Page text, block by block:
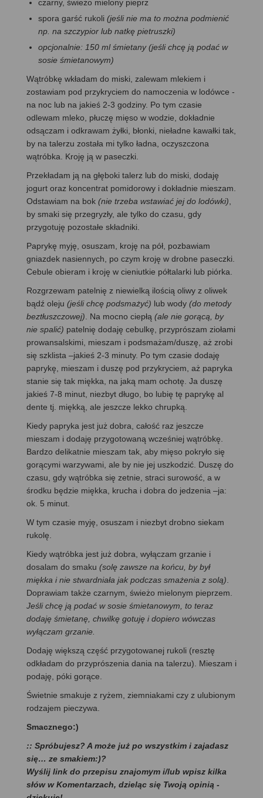
czarny, świeżo mielony pieprz
spora garść rukoli (jeśli nie ma to można podmienić
np. na szczypior lub natkę pietruszki)
opcjonalnie: 150 ml śmietany (jeśli chcę ją podać w
sosie śmietanowym)
Wątróbkę wkładam do miski, zalewam mlekiem i
zostawiam pod przykryciem do namoczenia w lodówce -
na noc lub na jakieś 2-3 godziny. Po tym czasie
odlewam mleko, płuczę mięso w wodzie, dokładnie
odsączam i odkrawam żyłki, błonki, nieładne kawałki tak,
by na talerzu została mi tylko ładna, oczyszczona
wątróbka. Kroję ją w paseczki.
Przekładam ją na głęboki talerz lub do miski, dodaję
jogurt oraz koncentrat pomidorowy i dokładnie mieszam.
Odstawiam na bok (nie trzeba wstawiać jej do lodówki),
by smaki się przegryzły, ale tylko do czasu, gdy
przygotuję pozostałe składniki.
Paprykę myję, osuszam, kroję na pół, pozbawiam
gniazdek nasiennych, po czym kroję w drobne paseczki.
Cebule obieram i kroję w cieniutkie półtalarki lub piórka.
Rozgrzewam patelnię z niewielką ilością oliwy z oliwek
bądź oleju (jeśli chcę podsmażyć) lub wody (do metody
beztłuszczowej). Na mocno ciepłą (ale nie gorącą, by
nie spalić) patelnię dodaję cebulkę, przyprószam ziołami
prowansalskimi, mieszam i podsmażam/duszę, aż zrobi
się szklista –jakieś 2-3 minuty. Po tym czasie dodaję
paprykę, mieszam i duszę pod przykryciem, aż papryka
stanie się tak miękka, na jaką mam ochotę. Ja duszę
jakieś 7-8 minut, niezbyt długo, bo lubię tę paprykę al
dente tj. miękką, ale jeszcze lekko chrupką.
Kiedy papryka jest już dobra, całość raz jeszcze
mieszam i dodaję przygotowaną wcześniej wątróbkę.
Bardzo delikatnie mieszam tak, aby mięso pokryło się
gorącymi warzywami, ale by nie jej uszkodzić. Duszę do
czasu, gdy wątróbka się zetnie, straci surowość, a w
środku będzie miękka, krucha i dobra do jedzenia –ja:
ok. 5 minut.
W tym czasie myję, osuszam i niezbyt drobno siekam
rukolę.
Kiedy wątróbka jest już dobra, wyłączam grzanie i
dosalam do smaku (solę zawsze na końcu, by był
miękka i nie stwardniała jak podczas smażenia z solą).
Doprawiam także czarnym, świeżo mielonym pieprzem.
Jeśli chcę ją podać w sosie śmietanowym, to teraz
dodaję śmietanę, chwilkę gotuję i dopiero wówczas
wyłączam grzanie.
Dodaję większą część przygotowanej rukoli (resztę
odkładam do przyprószenia dania na talerzu). Mieszam i
podaję, póki gorące.
Świetnie smakuje z ryżem, ziemniakami czy z ulubionym
rodzajem pieczywa.
Smacznego:)
:: Spróbujesz? A może już po wszystkim i zajadasz
się… ze smakiem:)?
Wyślij link do przepisu znajomym i/lub wpisz kilka
słów w Komentarzach, dzieląc się Twoją opinią -